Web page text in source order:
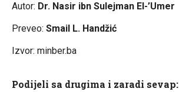
Autor: Dr. Nasir ibn Sulejman El-’Umer
Preveo: Smail L. Handžić
Izvor: minber.ba
Podijeli sa drugima i zaradi sevap: